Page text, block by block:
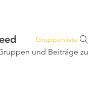
Gruppenliste
und Beiträge zu